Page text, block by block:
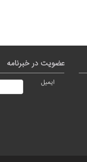
عضویت در خبرنامه
ایمیل